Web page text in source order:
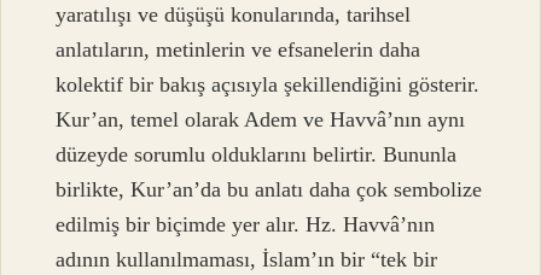
yaratılışı ve düşüşü konularında, tarihsel
anlatıların, metinlerin ve efsanelerin daha
kolektif bir bakış açısıyla şekillendiğini gösterir.
Kur’an, temel olarak Adem ve Havvâ’nın aynı
düzeyde sorumlu olduklarını belirtir. Bununla
birlikte, Kur’an’da bu anlatı daha çok sembolize
edilmiş bir biçimde yer alır. Hz. Havvâ’nın
adının kullanılmaması, İslam’ın bir “tek bir